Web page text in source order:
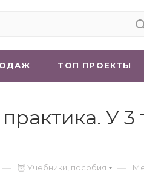
ТОП ПРОЕКТЫ
У 3
— 🦉 Учебники, пособия —